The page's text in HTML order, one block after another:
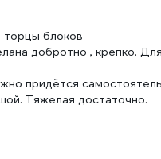
торцы блоков
добротно , крепко.
придётся
Тяжелая достаточно.